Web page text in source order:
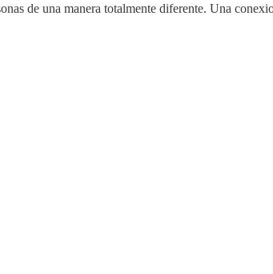
de una manera totalmente diferente. Una